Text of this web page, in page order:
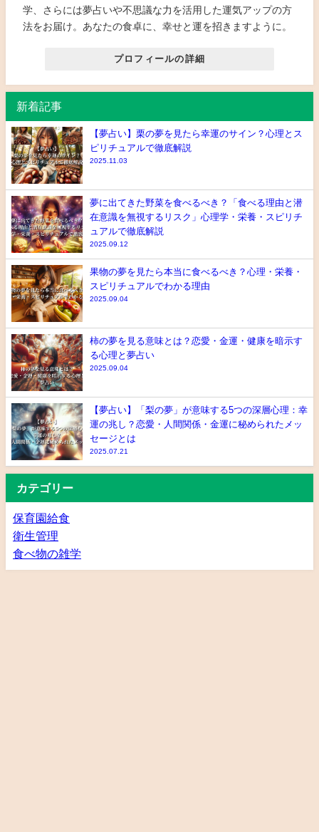
学、さらには夢占いや不思議な力を活用した運気アップの方
法をお届け。あなたの食卓に、幸せと運を招きますように。
プロフィールの詳細
新着記事
【夢占い】栗の夢を見たら幸運のサイン？心理とス
ピリチュアルで徹底解説
2025.11.03
夢に出てきた野菜を食べるべき？「食べる理由と潜
在意識を無視するリスク」心理学・栄養・スピリチ
ュアルで徹底解説
2025.09.12
果物の夢を見たら本当に食べるべき？心理・栄養・
スピリチュアルでわかる理由
2025.09.04
柿の夢を見る意味とは？恋愛・金運・健康を暗示す
る心理と夢占い
2025.09.04
【夢占い】「梨の夢」が意味する5つの深層心理：幸
運の兆し？恋愛・人間関係・金運に秘められたメッ
セージとは
2025.07.21
カテゴリー
保育園給食
衛生管理
食べ物の雑学